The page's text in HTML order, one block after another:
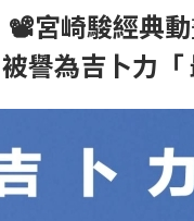
📽️宮崎駿經典動
被譽為吉卜力「